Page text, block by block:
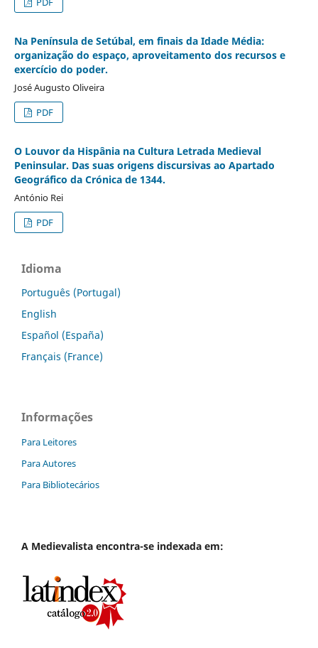
Na Península de Setúbal, em finais da Idade Média:
organização do espaço, aproveitamento dos recursos e
exercício do poder.
José Augusto Oliveira
PDF
O Louvor da Hispânia na Cultura Letrada Medieval
Peninsular. Das suas origens discursivas ao Apartado
Geográfico da Crónica de 1344.
António Rei
PDF
Idioma
Português (Portugal)
English
Español (España)
Français (France)
Informações
Para Leitores
Para Autores
Para Bibliotecários
A Medievalista encontra-se indexada em: